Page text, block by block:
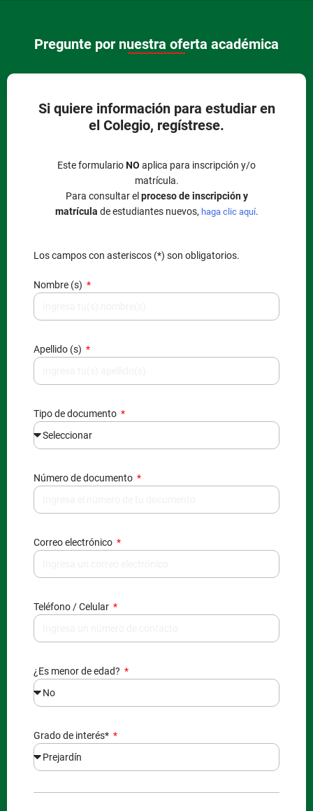
Pregunte por nuestra oferta académica
Si quiere información para estudiar en
el Colegio, regístrese.
Este formularioNO aplica para inscripción y/o
matrícula.
Para consultar el proceso de inscripción y
matrícula de estudiantes nuevos, haga clic aquí.
Los campos con asteriscos (*) son obligatorios.
Nombre (s)
Apellido (s)
Tipo de documento
Número de documento
Correo electrónico
Teléfono / Celular
¿Es menor de edad?
Grado de interés*